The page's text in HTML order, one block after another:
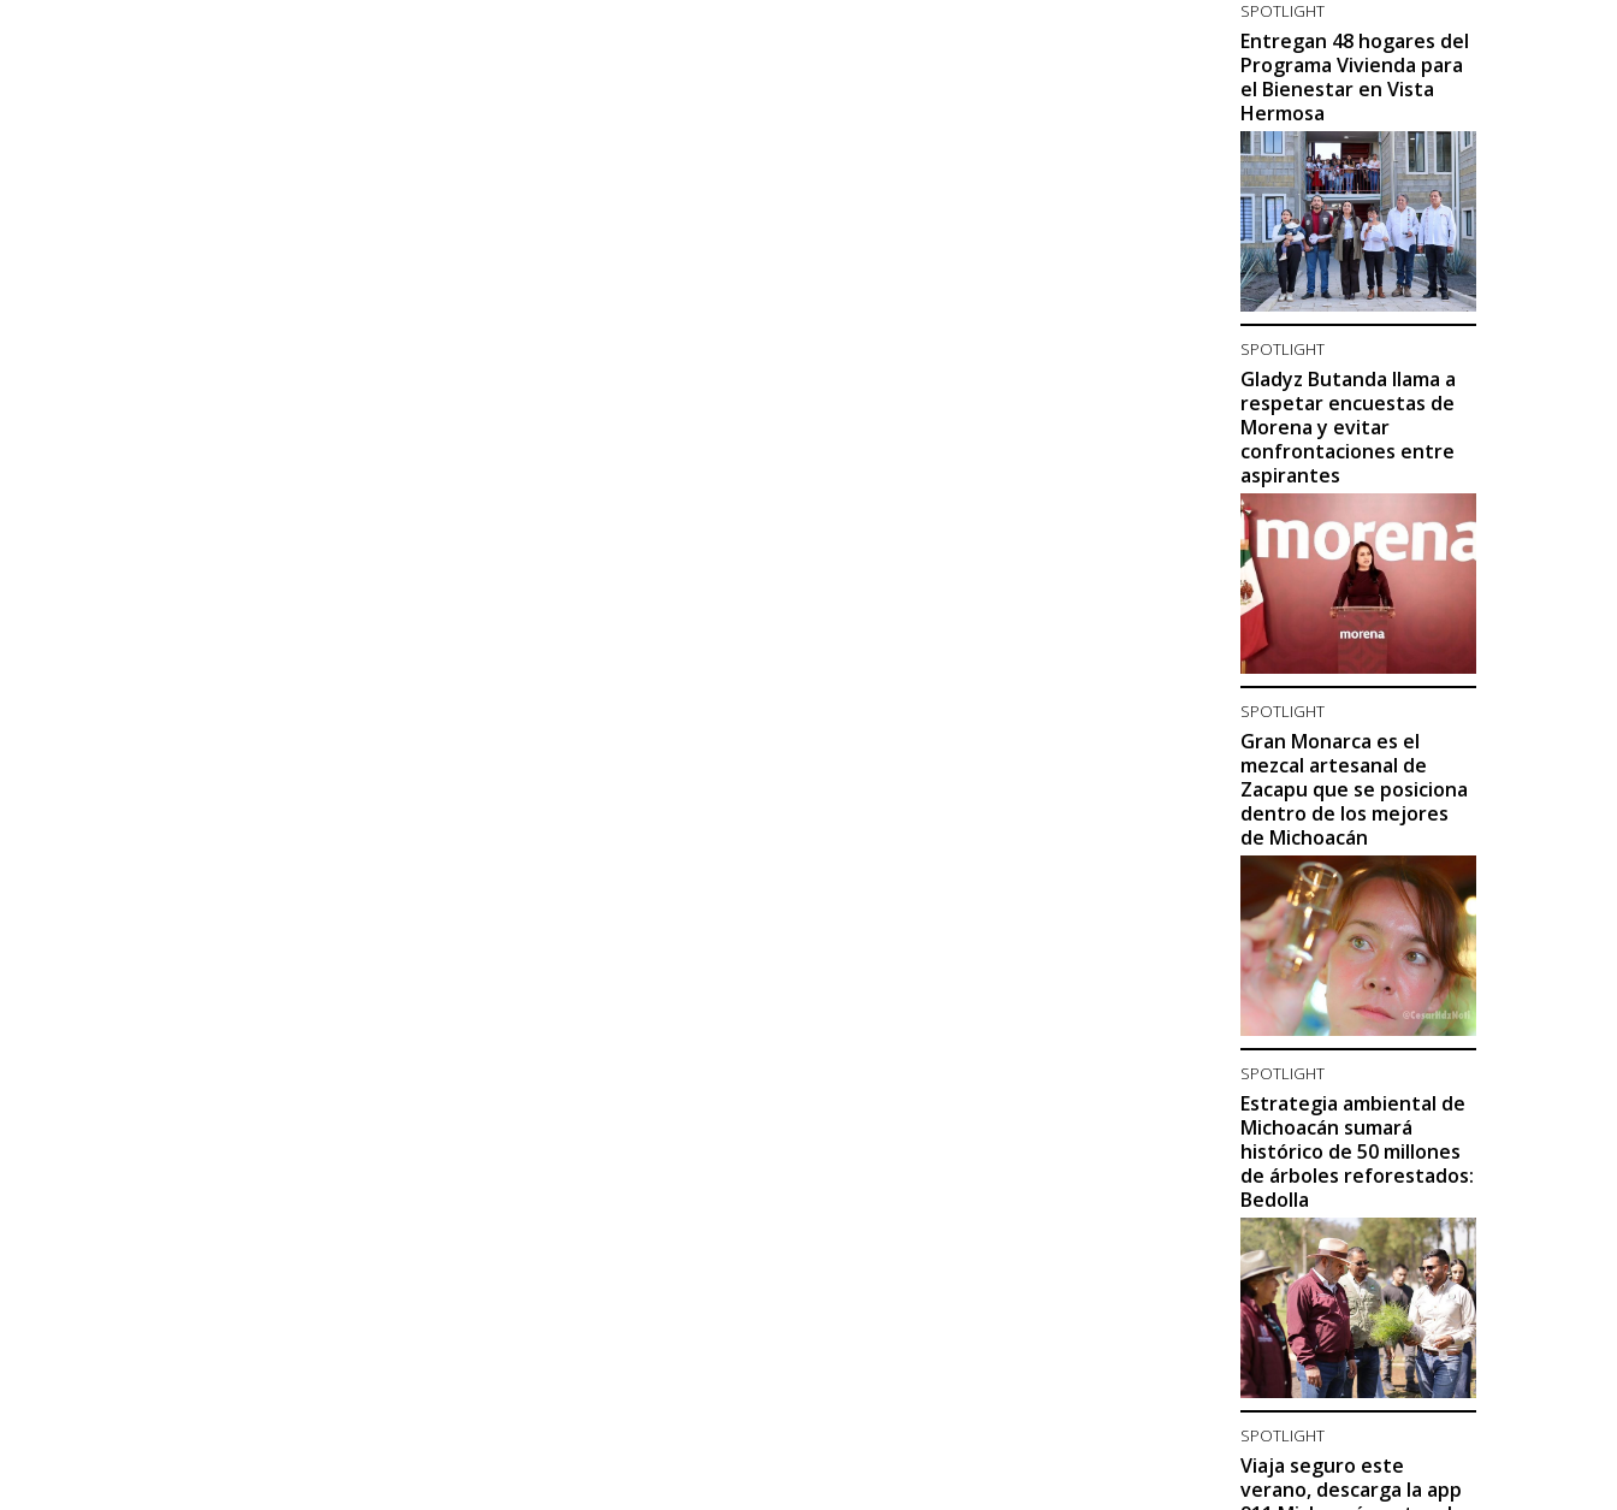
SPOTLIGHT
Entregan 48 hogares del
Programa Vivienda para
el Bienestar en Vista
Hermosa
SPOTLIGHT
Gladyz Butanda llama a
respetar encuestas de
Morena y evitar
confrontaciones entre
aspirantes
SPOTLIGHT
Gran Monarca es el
mezcal artesanal de
Zacapu que se posiciona
dentro de los mejores
de Michoacán
SPOTLIGHT
Estrategia ambiental de
Michoacán sumará
histórico de 50 millones
de árboles reforestados:
Bedolla
SPOTLIGHT
Viaja seguro este
verano, descarga la app